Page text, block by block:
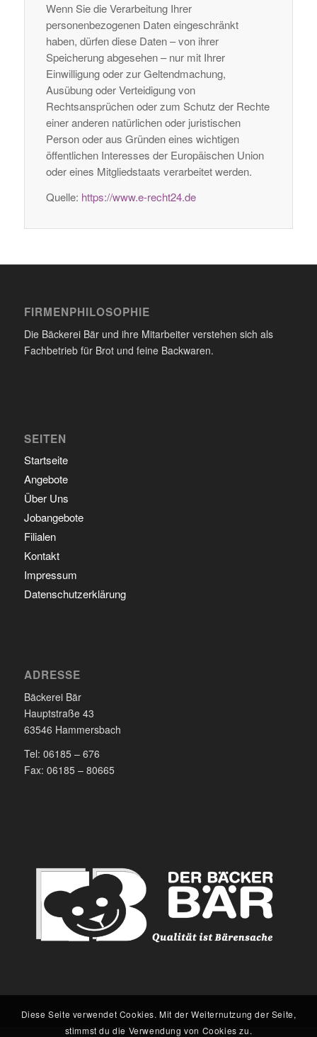
Wenn Sie die Verarbeitung Ihrer
personenbezogenen Daten eingeschränkt
haben, dürfen diese Daten – von ihrer
Speicherung abgesehen – nur mit Ihrer
Einwilligung oder zur Geltendmachung,
Ausübung oder Verteidigung von
Rechtsansprüchen oder zum Schutz der Rechte
einer anderen natürlichen oder juristischen
Person oder aus Gründen eines wichtigen
öffentlichen Interesses der Europäischen Union
oder eines Mitgliedstaats verarbeitet werden.
Quelle: https://www.e-recht24.de
FIRMENPHILOSOPHIE
Die Bäckerei Bär und ihre Mitarbeiter verstehen sich als
Fachbetrieb für Brot und feine Backwaren.
SEITEN
Startseite
Angebote
Über Uns
Jobangebote
Filialen
Kontakt
Impressum
Datenschutzerklärung
ADRESSE
Bäckerei Bär
Hauptstraße 43
63546 Hammersbach
Tel: 06185 – 676
Fax: 06185 – 80665
Diese Seite verwendet Cookies. Mit der Weiternutzung der Seite,
stimmst du die Verwendung von Cookies zu.